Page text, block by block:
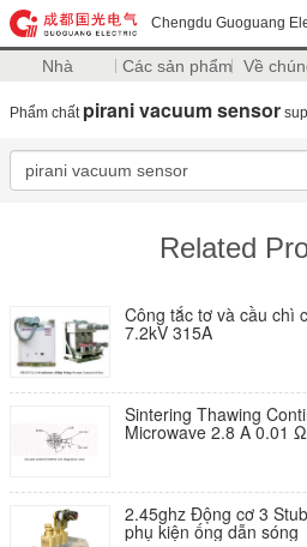
Chengdu Guoguang
Nhà Các sản phẩm Về
Phẩm chất pirani vacuum sensor
Related
Công tắc tơ và cầu chì
7.2kV 315A
Sintering Thawing
Microwave 2.8 A 0.01 Ω
2.45ghz Động cơ 3
phụ kiện ống dẫn sóng